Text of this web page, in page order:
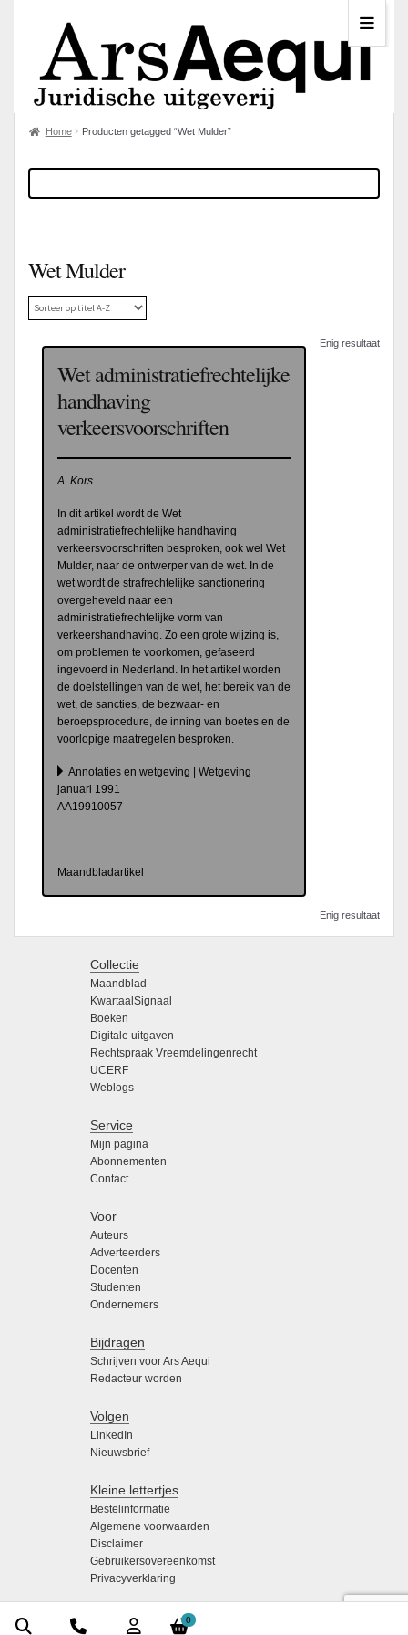
0
Home Producten getagged “Wet Mulder”
Wet Mulder
Enig resultaat
Wet administratiefrechtelijke
handhaving
verkeersvoorschriften
A. Kors
In dit artikel wordt de Wet
administratiefrechtelijke handhaving
verkeersvoorschriften besproken, ook wel Wet
Mulder, naar de ontwerper van de wet. In de
wet wordt de strafrechtelijke sanctionering
overgeheveld naar een
administratiefrechtelijke vorm van
verkeershandhaving. Zo een grote wijzing is,
om problemen te voorkomen, gefaseerd
ingevoerd in Nederland. In het artikel worden
de doelstellingen van de wet, het bereik van de
wet, de sancties, de bezwaar- en
beroepsprocedure, de inning van boetes en de
voorlopige maatregelen besproken.
Annotaties en wetgeving | Wetgeving
januari 1991
AA19910057
Maandbladartikel
Enig resultaat
Collectie
Maandblad
KwartaalSignaal
Boeken
Digitale uitgaven
Rechtspraak Vreemdelingenrecht
UCERF
Weblogs
Service
Mijn pagina
Abonnementen
Contact
Voor
Auteurs
Adverteerders
Docenten
Studenten
Ondernemers
Bijdragen
Schrijven voor Ars Aequi
Redacteur worden
Volgen
LinkedIn
Nieuwsbrief
Kleine lettertjes
Bestelinformatie
Algemene voorwaarden
Disclaimer
Gebruikersovereenkomst
Privacyverklaring